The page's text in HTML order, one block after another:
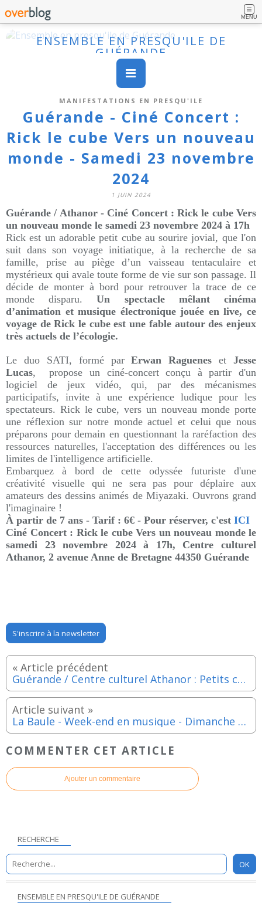
MENU
ENSEMBLE EN PRESQU'ILE DE
GUÉRANDE
MANIFESTATIONS EN PRESQU'ILE
Guérande - Ciné Concert :
Rick le cube Vers un nouveau
monde - Samedi 23 novembre
2024
1 JUIN 2024
Guérande / Athanor - Ciné Concert : Rick le cube Vers
un nouveau monde le samedi 23 novembre 2024 à 17h
Rick est un adorable petit cube au sourire jovial, que l'on
suit dans son voyage initiatique, à la recherche de sa
famille, prise au piège d’un vaisseau tentaculaire et
mystérieux qui avale toute forme de vie sur son passage. Il
décide de monter à bord pour retrouver la trace de ce
monde disparu.Un spectacle mêlant cinéma
d’animation et musique électronique jouée en live, ce
voyage de Rick le cube est une fable autour des enjeux
très actuels de l’écologie.
Le duo SATI, formé parErwan Raguenes et Jesse
Lucas, propose un ciné-concert conçu à partir d'un
logiciel de jeux vidéo, qui, par des mécanismes
participatifs, invite à une expérience ludique pour les
spectateurs. Rick le cube, vers un nouveau monde porte
une réflexion sur notre monde actuel et celui que nous
préparons pour demain en questionnant la raréfaction des
ressources naturelles, l'acceptation des différences ou les
limites de l'intelligence artificielle.
Embarquez à bord de cette odyssée futuriste d'une
créativité visuelle qui ne sera pas pour déplaire aux
amateurs des dessins animés de Miyazaki. Ouvrons grand
l'imaginaire !
À partir de 7 ans - Tarif : 6€ - Pour réserver, c'est ICI
Ciné Concert : Rick le cube Vers un nouveau monde le
samedi 23 novembre 2024 à 17h, Centre culturel
Athanor, 2 avenue Anne de Bretagne 44350 Guérande
S'inscrire à la newsletter
Guérande / Centre culturel Athanor : Petits contes d'hiver - Samedi 21 décembre 2024
La Baule - Week-end en musique - Dimanche 24 novembre 2024
COMMENTER CET ARTICLE
Ajouter un commentaire
RECHERCHE
ENSEMBLE EN PRESQU'ILE DE GUÉRANDE